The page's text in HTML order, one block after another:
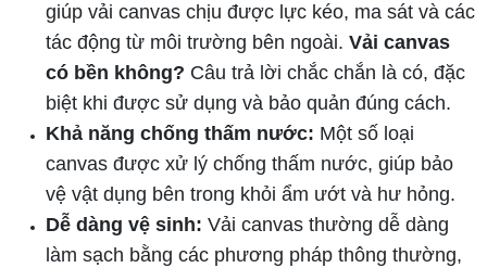
giúp vải canvas chịu được lực kéo, ma sát và các
tác động từ môi trường bên ngoài. Vải canvas
có bền không? Câu trả lời chắc chắn là có, đặc
biệt khi được sử dụng và bảo quản đúng cách.
Khả năng chống thấm nước: Một số loại
canvas được xử lý chống thấm nước, giúp bảo
vệ vật dụng bên trong khỏi ẩm ướt và hư hỏng.
Dễ dàng vệ sinh: Vải canvas thường dễ dàng
làm sạch bằng các phương pháp thông thường,